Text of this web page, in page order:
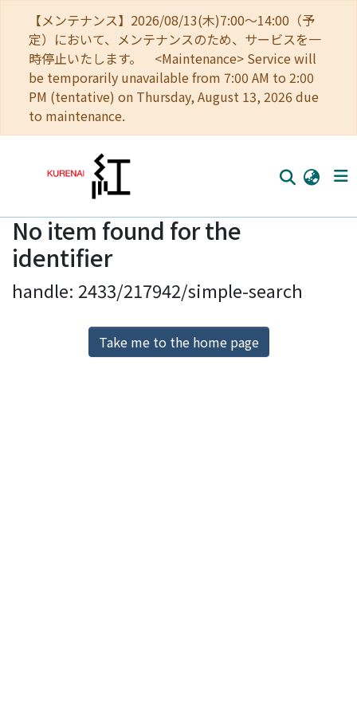
【メンテナンス】2026/08/13(木)7:00～14:00（予
定）において、メンテナンスのため、サービスを一
時停止いたします。 <Maintenance> Service will
be temporarily unavailable from 7:00 AM to 2:00
PM (tentative) on Thursday, August 13, 2026 due
to maintenance.
Home
Communities
Browse
Download Ranking
No item found for the
identifier
handle: 2433/217942/simple-search
Take me to the home page